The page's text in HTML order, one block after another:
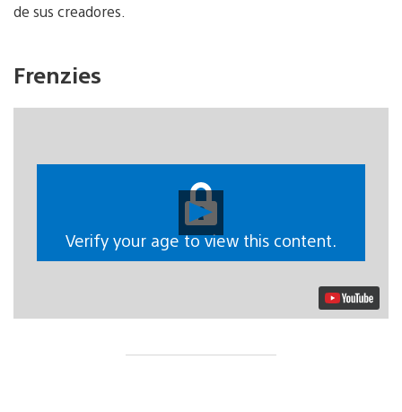
de sus creadores.
Frenzies
Reproducir
vídeo
Verify your age to view this content.